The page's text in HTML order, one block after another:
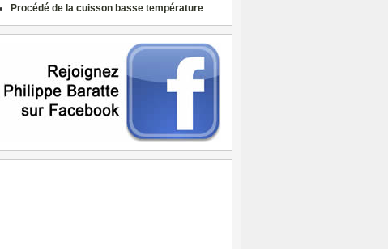
Procédé de la cuisson basse température